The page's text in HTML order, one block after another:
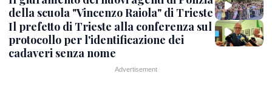
della scuola "Vincenzo Raiola" di Trieste
Il prefetto di Trieste alla conferenza sul
protocollo per l'identificazione dei
cadaveri senza nome